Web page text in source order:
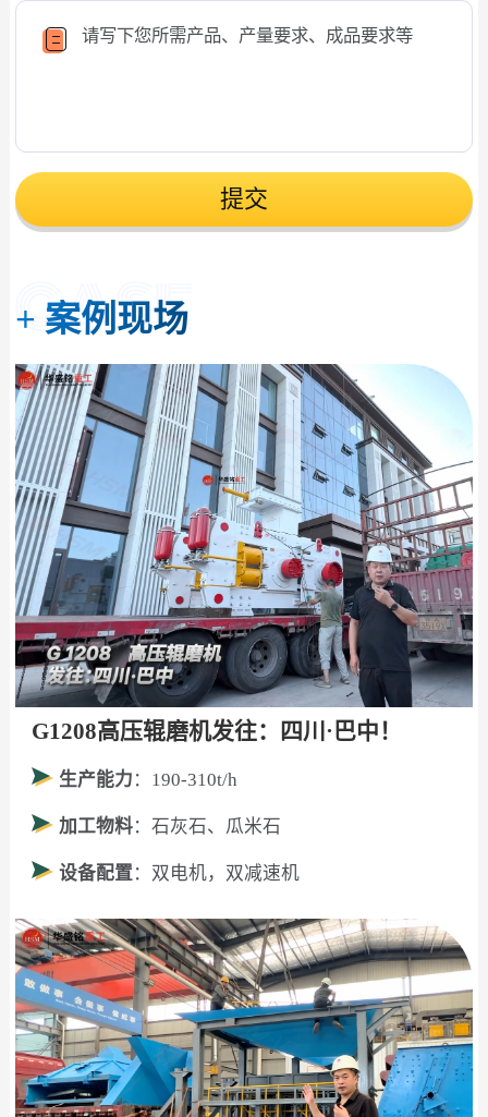
提交
+ 案例现场
G1208高压辊磨机发往：四川·巴中！
生产能力 ：190-310t/h
加工物料：石灰石、瓜米石
设备配置 ：双电机，双减速机